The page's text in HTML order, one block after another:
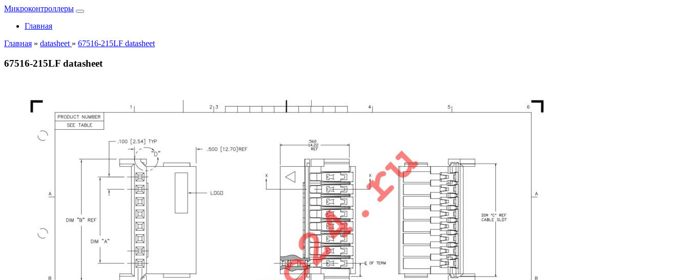
Микроконтроллеры
Главная
Главная » datasheet » 67516-215LF datasheet
67516-215LF datasheet